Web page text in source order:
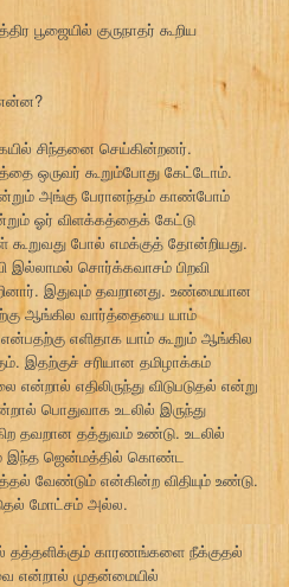
பூஜையில் குருநாதர் கூறிய
சிந்தனை செய்கின்றனர்.
ஒருவர் கூறும்போது கேட்டோம்.
அங்கு பேரானந்தம் காண்போம்
ஓர் விளக்கத்தைக் கேட்டு
போல் எமக்குத் தோன்றியது.
இல்லாமல் சொர்க்கவாசம் பிறவி
இதுவும் தவறானது. உண்மையான
ஆங்கில வார்த்தையை யாம்
எளிதாக யாம் கூறும் ஆங்கில
இதற்குச் சரியான தமிழாக்கம்
என்றால் எதிலிருந்து விடுபடுதல் என்று
பொதுவாக உடலில் இருந்து
தவறான தத்துவம் உண்டு. உடலில்
இந்த ஜென்மத்தில் கொண்ட
வேண்டும் என்கின்ற விதியும் உண்டு.
மோட்சம் அல்ல.
காரணங்களை நீக்குதல்
என்றால் முதன்மையில்